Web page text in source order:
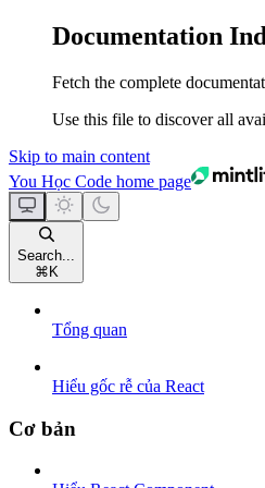
Documentation
Fetch the complete
Use this file to discover all
Skip to main content
You Học Code home page
Search...
⌘ K
Tổng quan
Hiểu gốc rễ của React
Cơ bản